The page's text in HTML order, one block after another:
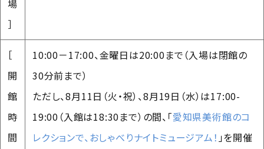
場
］
［
開
館
時
間
10:00－17:00、金曜日は20:00まで（入場は閉館の
30分前まで）
ただし、8月11日（火・祝）、8月19日（水）は17:00-
19:00（入館は18:30まで）の間、「愛知県美術館のコ
レクションで、おしゃべりナイトミュージアム！ 」を開催